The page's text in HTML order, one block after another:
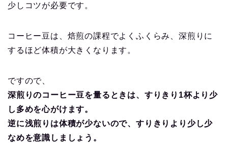
少しコツが必要です。
コーヒー豆は、焙煎の課程でよくふくらみ、深煎りに
するほど体積が大きくなります。
ですので、
深煎りのコーヒー豆を量るときは、すりきり1杯より少
し多めを心がけます。
逆に浅煎りは体積が少ないので、すりきりより少し少
なめを意識しましょう。